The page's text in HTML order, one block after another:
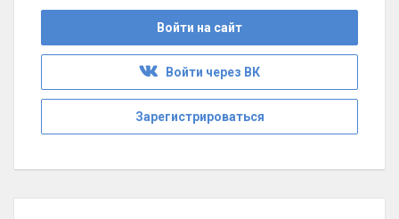
Войти на сайт
Войти через ВК
Зарегистрироваться